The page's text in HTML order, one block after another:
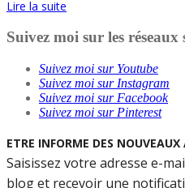
Lire la suite
Suivez moi sur les réseaux
Suivez moi sur Youtube
Suivez moi sur Instagram
Suivez moi sur Facebook
Suivez moi sur Pinterest